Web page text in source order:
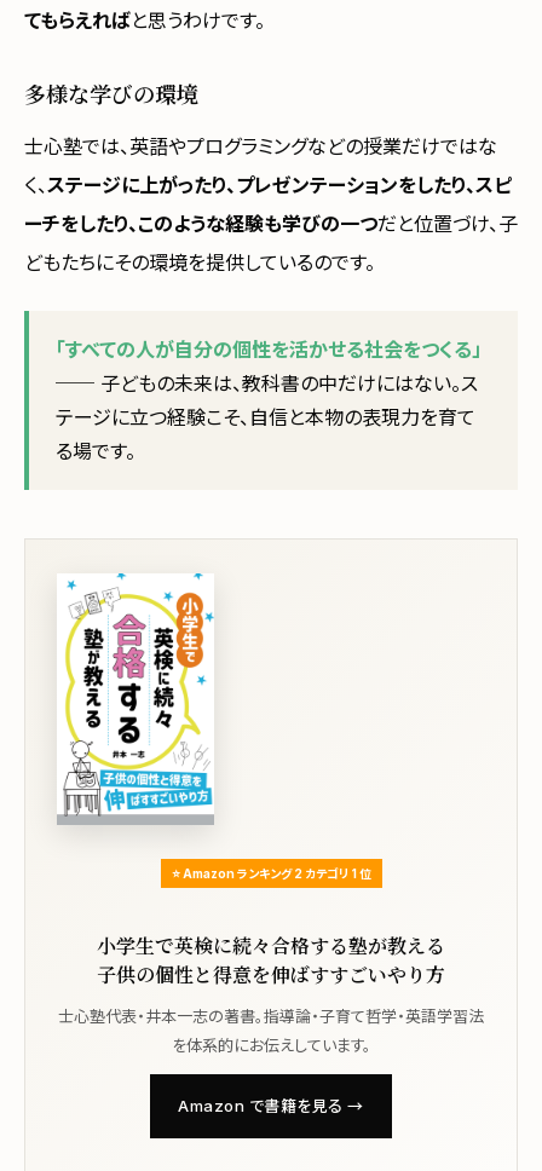
てもらえればと思うわけです。
多様な学びの環境
士心塾では、英語やプログラミングなどの授業だけではな
く、ステージに上がったり、プレゼンテーションをしたり、スピ
ーチをしたり、このような経験も学びの一つだと位置づけ、子
どもたちにその環境を提供しているのです。
「すべての人が自分の個性を活かせる社会をつくる」
── 子どもの未来は、教科書の中だけにはない。ス
テージに立つ経験こそ、自信と本物の表現力を育て
る場です。
⭐ Amazon ランキング 2 カテゴリ 1 位
小学生で英検に続々合格する塾が教える
子供の個性と得意を伸ばすすごいやり方
士心塾代表・井本一志の著書。指導論・子育て哲学・英語学習法
を体系的にお伝えしています。
Amazon で書籍を見る →